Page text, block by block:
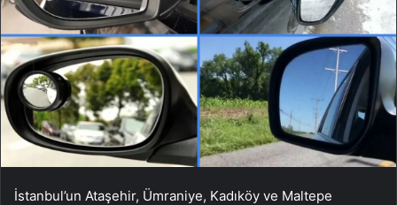
İstanbul’un Ataşehir, Ümraniye, Kadıköy ve Maltepe